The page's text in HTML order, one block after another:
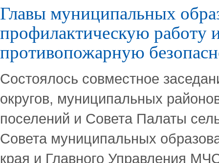
Главы муниципальных
профилактическую работу
противопожарную
Состоялось совместное
округов, муниципальных
поселений и Совета Палаты
Совета муниципальных
края и Главного Управления